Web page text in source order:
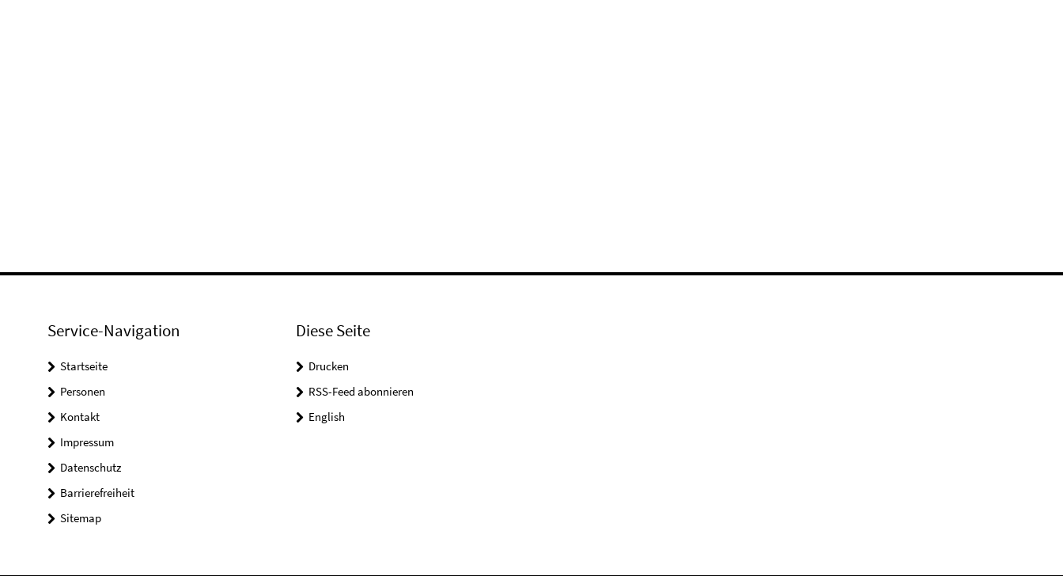
Service-Navigation
Startseite
Personen
Kontakt
Impressum
Datenschutz
Barrierefreiheit
Sitemap
Diese Seite
Drucken
RSS-Feed abonnieren
English